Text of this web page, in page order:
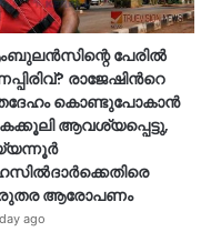
പേരിൽ
രാജേഷിന്‍റെ
കൊണ്ടുപോകാൻ
ആവശ്യപ്പെട്ടു,
ആരോപണം
ago